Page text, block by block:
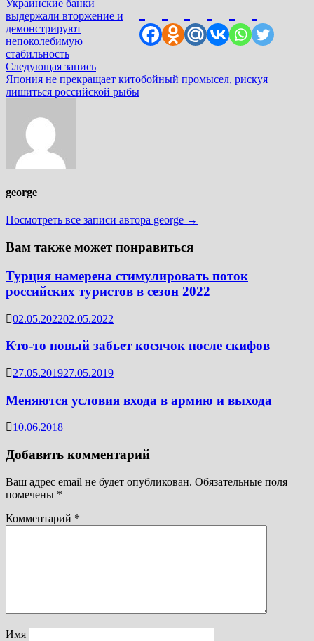
по
записям
Украинские банки
выдержали вторжение и
демонстрируют
непоколебимую
стабильность
Следующая записьСледующая
запись:
Япония не прекращает китобойный промысел, рискуя
лишиться российской рыбы
george
Посмотреть все записи автора george →
Вам также может понравиться
Турция намерена стимулировать поток
российских туристов в сезон 2022
02.05.202202.05.2022
Кто-то новый забьет косячок после скифов
27.05.201927.05.2019
Меняются условия входа в армию и выхода
10.06.2018
Добавить комментарий
Ваш адрес email не будет опубликован. Обязательные поля
помечены *
Комментарий *
Имя